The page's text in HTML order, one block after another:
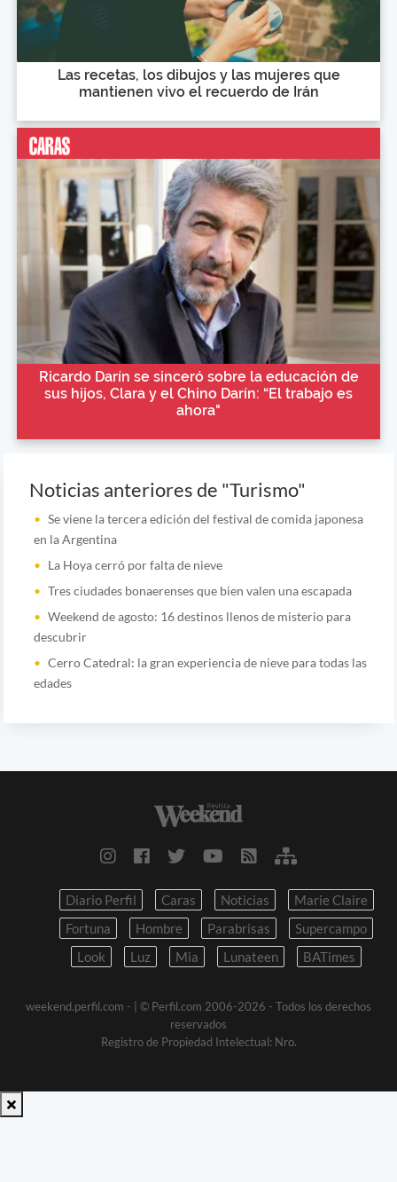
Las recetas, los dibujos y las mujeres que
mantienen vivo el recuerdo de Irán
Ricardo Darín se sinceró sobre la educación de
sus hijos, Clara y el Chino Darín: “El trabajo es
ahora"
Noticias anteriores de "Turismo"
Se viene la tercera edición del festival de comida japonesa
en la Argentina
La Hoya cerró por falta de nieve
Tres ciudades bonaerenses que bien valen una escapada
Weekend de agosto: 16 destinos llenos de misterio para
descubrir
Cerro Catedral: la gran experiencia de nieve para todas las
edades
Diario Perfil Caras Noticias
Marie Claire
Fortuna
Hombre Parabrisas
Supercampo
Look
Luz Mia Lunateen BATimes
weekend.perfil.com -
| © Perfil.com 2006-2026 - Todos los derechos
reservados
Registro de Propiedad Intelectual: Nro.